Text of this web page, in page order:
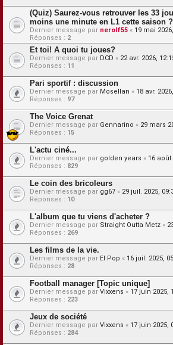
(Quiz) Saurez-vous retrouver les 33
moins une minute en L1 cette saison ?
Dernier message par nerolf55 « 19 mai
Réponses : 2
Et toi! A quoi tu joues?
Dernier message par DCD « 22 avr. 2026,
Réponses : 11
Pari sportif : discussion
Dernier message par Mosellan « 18 avr.
Réponses : 97
The Voice Grenat
Dernier message par Gennarino « 29 mars
Réponses : 15
L'actu ciné...
Dernier message par golden years « 16 août
Réponses : 829
Le coin des bricoleurs
Dernier message par gg67 « 29 juil. 2025,
Réponses : 10
L'album que tu viens d'acheter ?
Dernier message par Straight Outta Metz «
Réponses : 269
Les films de la vie.
Dernier message par El Pop « 16 juil. 2025,
Réponses : 28
Football manager [Topic unique]
Dernier message par Vixxens « 17 juin 2025,
Réponses : 223
Jeux de société
Dernier message par Vixxens « 17 juin 2025,
Réponses : 284